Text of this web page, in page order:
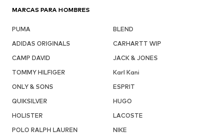
MARCAS PARA HOMBRES
PUMA
BLEND
ADIDAS ORIGINALS
CARHARTT WIP
CAMP DAVID
JACK & JONES
TOMMY HILFIGER
Karl Kani
ONLY & SONS
ESPRIT
QUIKSILVER
HUGO
HOLISTER
LACOSTE
POLO RALPH LAUREN
NIKE